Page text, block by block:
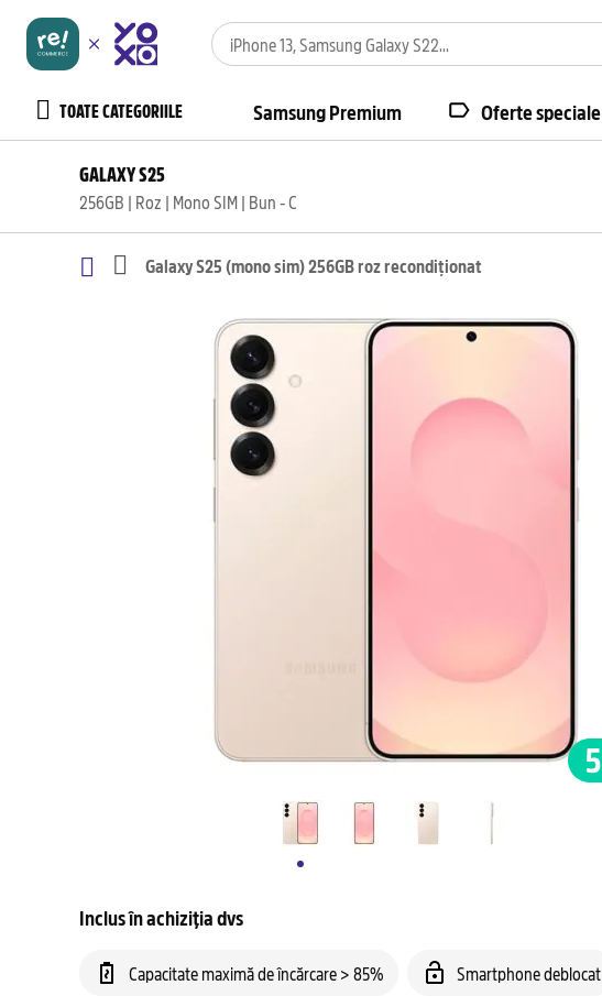
TOATE CATEGORIILE Samsung Premium Oferte speciale
GALAXY S25
256GB | Roz | Mono SIM | Bun - C
Galaxy S25 (mono sim) 256GB roz recondiționat
Inclus în achiziția dvs
Capacitate maximă de încărcare > 85% Smartphone deblocat